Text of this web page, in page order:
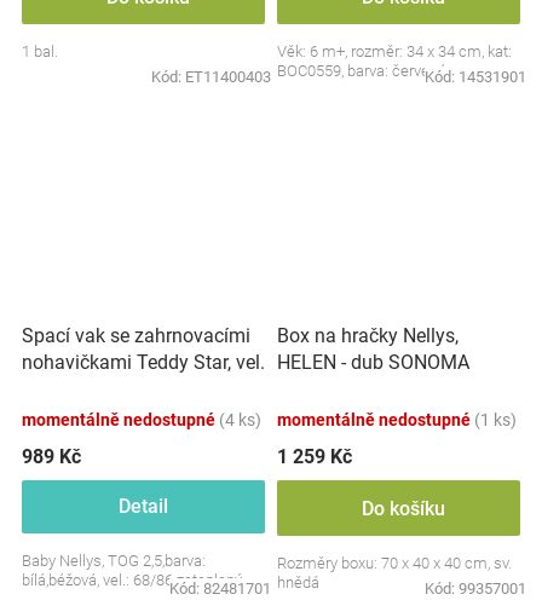
1 bal.
Kód: ET11400403
Věk: 6 m+, rozměr: 34 x 34 cm, kat:
BOC0559, barva: červená
Kód: 14531901
Spací vak se zahrnovacími
nohavičkami Teddy Star, vel.
momentálně nedostupné (4 ks)
989 Kč
Detail
Baby Nellys, TOG 2,5,barva:
bílá,béžová, vel.: 68/86 zateplený
Kód: 82481701
Box na hračky Nellys,
HELEN - dub SONOMA
momentálně nedostupné (1 ks)
1 259 Kč
Do košíku
Rozměry boxu: 70 x 40 x 40 cm, sv.
hnědá
Kód: 99357001